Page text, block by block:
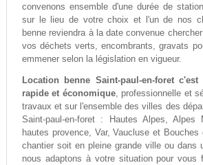
convenons ensemble d'une durée de
sur le lieu de votre choix et l'un de nos
benne reviendra à la date convenue
vos déchets verts, encombrants, gravats
emmener selon la législation en vigueur.
Location benne Saint-paul-en-foret
rapide et économique, professionnelle et
travaux et sur l'ensemble des villes des
Saint-paul-en-foret : Hautes Alpes, Alpes
hautes provence, Var, Vaucluse et
chantier soit en pleine grande ville ou dans
nous adaptons à votre situation pour vous